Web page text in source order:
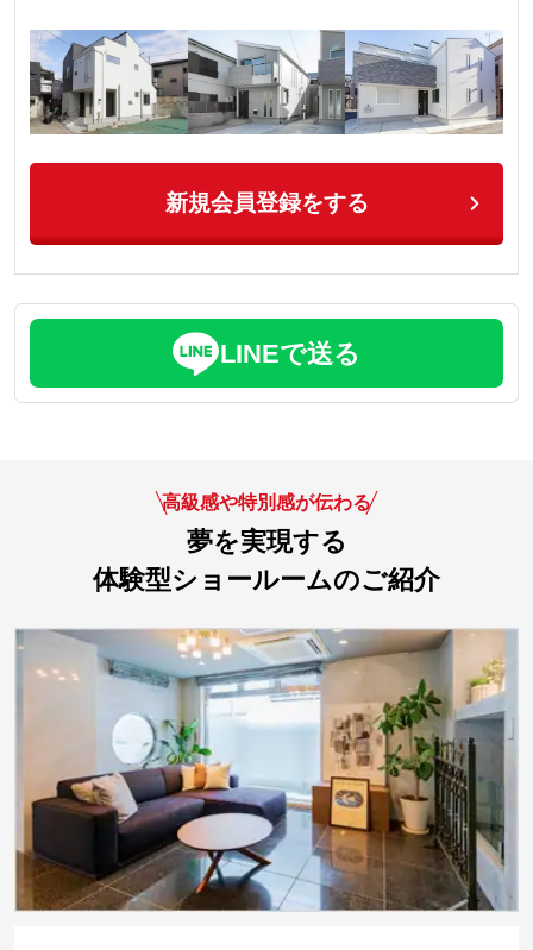
新規会員登録をする
LINEで送る
高級感や特別感が伝わる
夢を実現する
体験型ショールームのご紹介